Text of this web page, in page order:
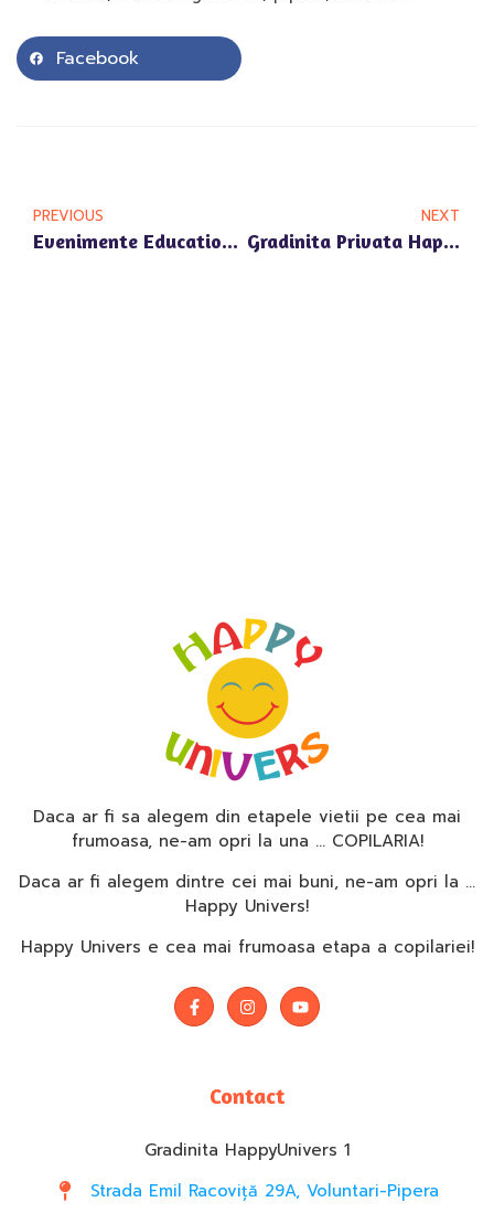
Facebook
PREVIOUS
Evenimente Educationale Deschise La Gradinita Privata Happy Univers Pipera
NEXT
Gradinita Privata Happy Univers Pipera: Dezvoltare Armonioasa Prin Joc Si Invatare
Daca ar fi sa alegem din etapele vietii pe cea mai
frumoasa, ne-am opri la una … COPILARIA!
Daca ar fi alegem dintre cei mai buni, ne-am opri la …
Happy Univers!
Happy Univers e cea mai frumoasa etapa a copilariei!
Contact
Gradinita HappyUnivers 1
Strada Emil Racoviță 29A, Voluntari-Pipera